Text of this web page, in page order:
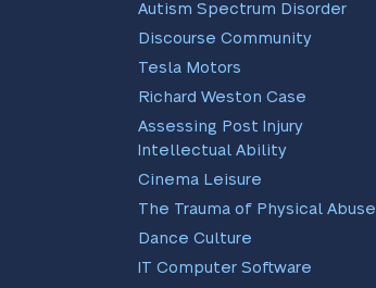
Autism Spectrum Disorder
Discourse Community
Tesla Motors
Richard Weston Case
Assessing Post Injury
Intellectual Ability
Cinema Leisure
The Trauma of Physical Abuse
Dance Culture
IT Computer Software